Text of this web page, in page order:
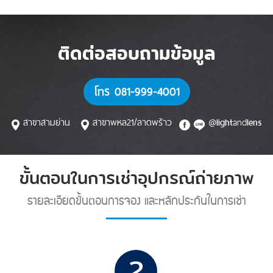
ติดต่อสอบถามข้อมูล
โทร 081-999-4001
สาขาสามย่าน สาขาพหล21/ลาดพร้าว @lightandlens
ขั้นตอนในการเช่าอุปกรณ์ถ่ายภาพ
รายละเอียดขั้นตอนการจอง และหลักประกันในการเช่า